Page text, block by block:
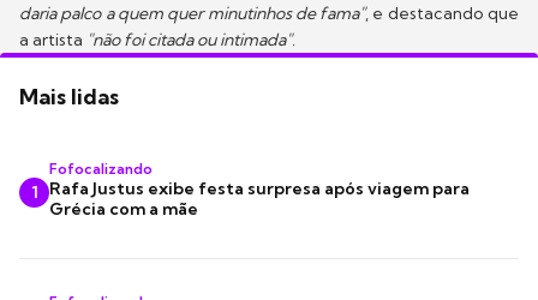
daria palco a quem quer minutinhos de fama", e destacando que
a artista "não foi citada ou intimada".
Mais lidas
1
Fofocalizando
Rafa Justus exibe festa surpresa após viagem para
Grécia com a mãe